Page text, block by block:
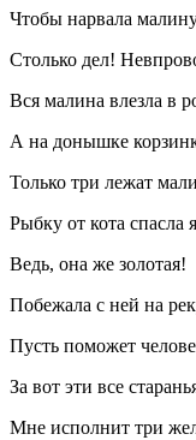
Чтобы нарвала
Столько дел!
Вся малина влезла в
А на донышке
Только три лежат
Рыбку от кота спасла
Ведь, она же золотая!
Побежала с ней на
Пусть поможет
За вот эти все
Мне исполнит три